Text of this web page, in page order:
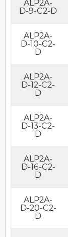
ALP2A-
D-9-C2-D
ALP2A-
D-10-C2-
D
ALP2A-
D-12-C2-
D
ALP2A-
D-13-C2-
D
ALP2A-
D-16-C2-
D
ALP2A-
D-20-C2-
D